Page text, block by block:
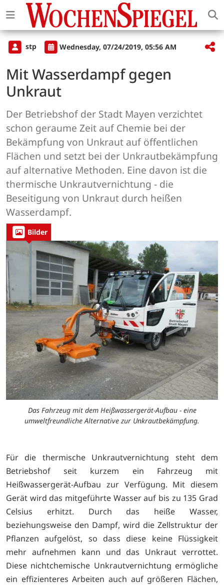
stp Wednesday, 07/24/2019, 05:56 AM
Mit Wasserdampf gegen
Unkraut
Der Betriebshof der Stadt Mayen verzichtet
schon geraume Zeit auf Chemie bei der
Bekämpfung von Unkraut auf öffentlichen
Flächen und setzt bei der Unkrautbekämpfung
auf alternative Methoden. Eine davon ist die
thermische Unkrautvernichtung - die
Beseitigung von Unkraut durch heißen
Wasserdampf.
Bilder
Das Fahrzeug mit dem Heißwassergerät-Aufbau - eine
umweltfreundliche Alternative zur Unkrautbekämpfung.
Für die thermische Unkrautvernichtung steht dem
Betriebshof seit kurzem ein Fahrzeug mit
Heißwassergerät-Aufbau zur Verfügung. Mit diesem
Gerät wird das mitgeführte Wasser auf bis zu 135 Grad
Celsius erhitzt. Durch das heiße Wasser,
beziehungsweise den Dampf, wird die Zellstruktur der
Pflanzen aufgelöst, so dass diese keine Flüssigkeit
mehr aufnehmen kann und das Unkraut verrottet.
Diese nichtchemische Unkrautvernichtung ermögliche
ein effizienteres Arbeiten auch auf größeren Flächen,